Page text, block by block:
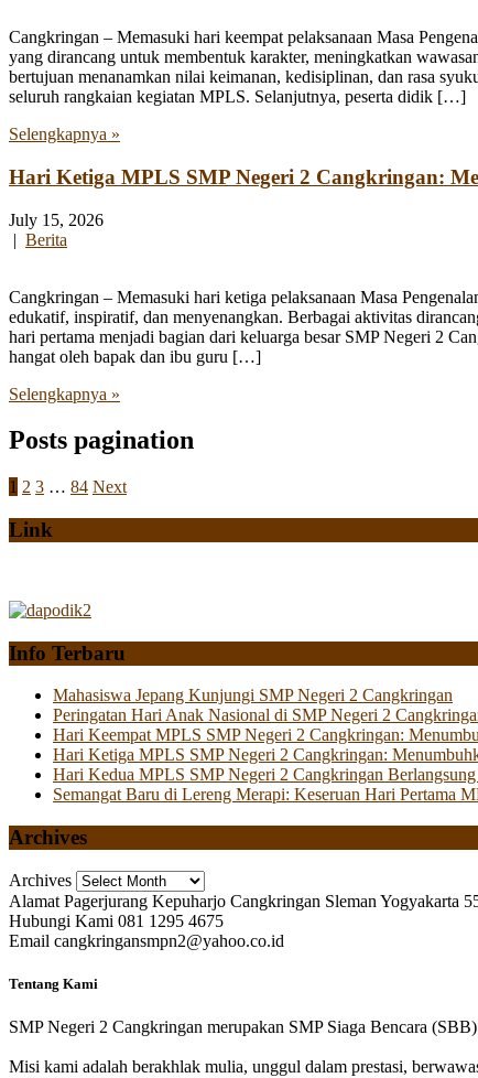
Cangkringan – Memasuki hari keempat pelaksanaan Masa
yang dirancang untuk membentuk karakter, meningkatkan
bertujuan menanamkan nilai keimanan, kedisiplinan, dan rasa
seluruh rangkaian kegiatan MPLS. Selanjutnya, peserta didik […]
Selengkapnya »
Hari Ketiga MPLS SMP Negeri 2 Cangkringan:
July 15, 2026
| Berita
Cangkringan – Memasuki hari ketiga pelaksanaan Masa
edukatif, inspiratif, dan menyenangkan. Berbagai aktivitas
hari pertama menjadi bagian dari keluarga besar SMP Negeri 2
hangat oleh bapak dan ibu guru […]
Selengkapnya »
Posts pagination
1 2 3 … 84 Next
Link
Info Terbaru
Mahasiswa Jepang Kunjungi SMP Negeri 2 Cangkringan
Peringatan Hari Anak Nasional di SMP Negeri 2
Hari Keempat MPLS SMP Negeri 2 Cangkringan:
Hari Ketiga MPLS SMP Negeri 2 Cangkringan:
Hari Kedua MPLS SMP Negeri 2 Cangkringan
Semangat Baru di Lereng Merapi: Keseruan Hari Pertama
Archives
Archives
Alamat Pagerjurang Kepuharjo Cangkringan Sleman Yogyakarta
Hubungi Kami 081 1295 4675
Email cangkringansmpn2@yahoo.co.id
Tentang Kami
SMP Negeri 2 Cangkringan merupakan SMP Siaga Bencara
Misi kami adalah berakhlak mulia, unggul dalam prestasi,